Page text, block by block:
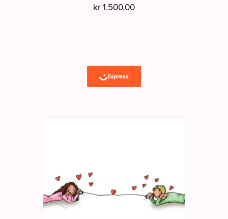
kr1.500,00